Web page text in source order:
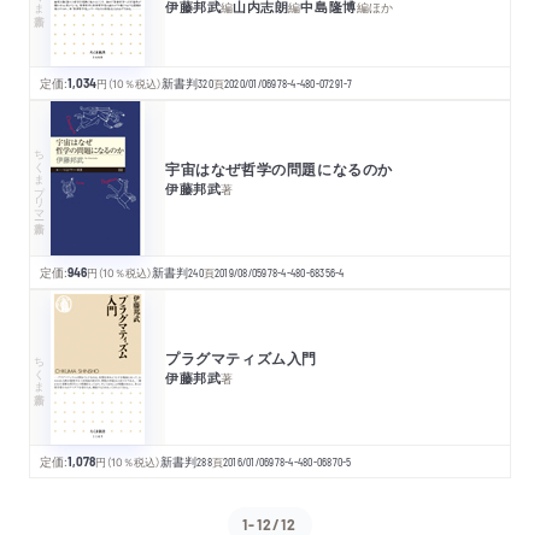
伊藤邦武編山内志朗編中島隆博編ほか
定価:1,034円 （10％税込）新書判320頁2020/01/06978-4-480-07291-7
ちくまプリマー新書 宇宙はなぜ哲学の問題になるのか
伊藤邦武著
定価:946円 （10％税込）新書判240頁2019/08/05978-4-480-68356-4
ちくま新書 プラグマティズム入門
伊藤邦武著
定価:1,078円 （10％税込）新書判288頁2016/01/06978-4-480-06870-5
1-12/12